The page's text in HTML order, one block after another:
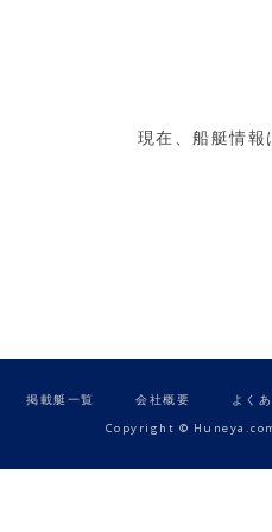
現在、船艇情報
掲載艇一覧 会社概要 よく
Copyright ©